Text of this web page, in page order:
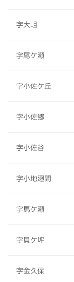
字大岨
字尾ケ瀬
字小佐ケ丘
字小佐郷
字小佐谷
字小地廻間
字馬ケ瀬
字貝ケ坪
字金久保